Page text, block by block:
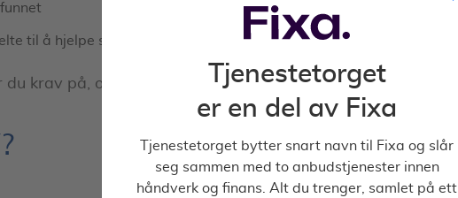
til å hjelpe seg selv
krav på, og når?
Tjenestetorget
er en del av Fixa
Tjenestetorget bytter snart navn til Fixa og slår
seg sammen med to anbudstjenester innen
håndverk og finans. Alt du trenger, samlet på ett